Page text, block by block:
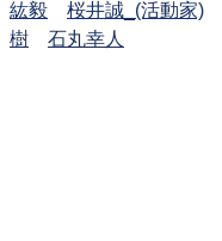
紘毅
桜井誠_(活動家)
樹
石丸幸人